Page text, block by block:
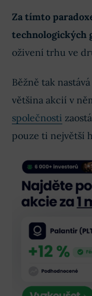
Za tímto
technologických
oživení trhu ve
Běžně tak
většina akcií v
společnosti
pouze ti největší